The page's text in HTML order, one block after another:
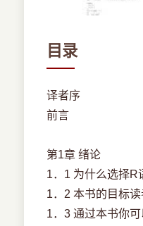
目录
译者序
前言
第1章 绪论
1．1 为什么选择R
1．2 本书的目标读
1．3 通过本书你